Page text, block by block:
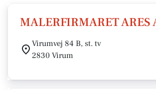
MALERFIRMARET ARES
Virumvej 84 B, st. tv
2830 Virum